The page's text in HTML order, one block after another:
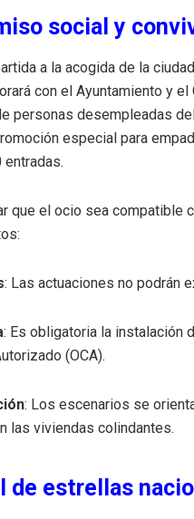
social y
a la acogida de la
con el Ayuntamiento y el
personas desempleadas
especial para
entradas.
que el ocio sea
: Las actuaciones no podrán
: Es obligatoria la instalación
(OCA).
: Los escenarios se
las viviendas colindantes.
de estrellas